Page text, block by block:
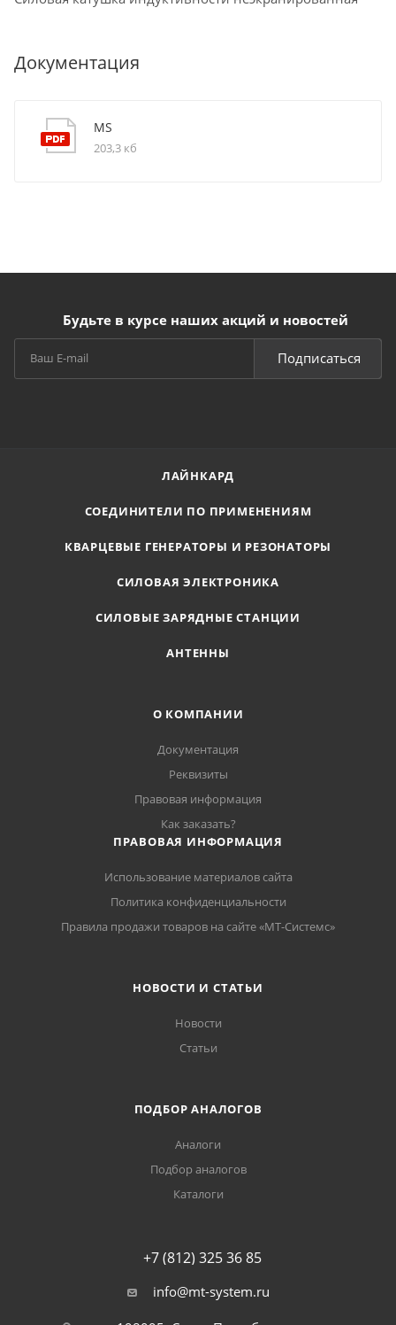
Документация
MS
203,3 кб
Будьте в курсе наших акций и новостей
Подписаться
ЛАЙНКАРД
СОЕДИНИТЕЛИ ПО ПРИМЕНЕНИЯМ
КВАРЦЕВЫЕ ГЕНЕРАТОРЫ И РЕЗОНАТОРЫ
СИЛОВАЯ ЭЛЕКТРОНИКА
СИЛОВЫЕ ЗАРЯДНЫЕ СТАНЦИИ
АНТЕННЫ
О КОМПАНИИ
Документация
Реквизиты
Правовая информация
Как заказать?
ПРАВОВАЯ ИНФОРМАЦИЯ
Использование материалов сайта
Политика конфиденциальности
Правила продажи товаров на сайте «МТ-Системс»
НОВОСТИ И СТАТЬИ
Новости
Статьи
ПОДБОР АНАЛОГОВ
Аналоги
Подбор аналогов
Каталоги
+7 (812) 325 36 85
info@mt-system.ru